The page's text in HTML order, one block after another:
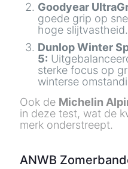
Goodyear
goede grip op
hoge slijtvastheid.
Dunlop Winter
5:
sterke focus op
winterse
Ook de Michelin
in deze test, wat de
merk onderstreept.
ANWB